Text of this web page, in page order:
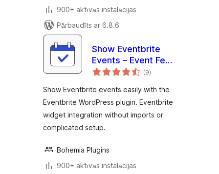
900+ aktīvās instalācijas
Pārbaudīts ar 6.8.6
Show Eventbrite
Events – Event Feed
for Eventbrite
(9vērtējumu
kopsumma
)
Show Eventbrite events easily with the
Eventbrite WordPress plugin. Eventbrite
widget integration without imports or
complicated setup.
Bohemia Plugins
900+ aktīvās instalācijas